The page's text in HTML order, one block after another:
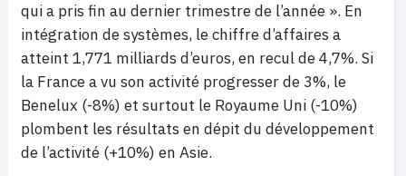
qui a pris fin au dernier trimestre de l’année ». En
intégration de systèmes, le chiffre d’affaires a
atteint 1,771 milliards d’euros, en recul de 4,7%. Si
la France a vu son activité progresser de 3%, le
Benelux (-8%) et surtout le Royaume Uni (-10%)
plombent les résultats en dépit du développement
de l’activité (+10%) en Asie.